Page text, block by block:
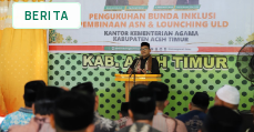
BERITA